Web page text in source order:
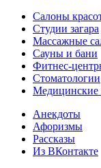
Салоны
Студии загара
Массажные
Сауны и бани
Фитнес-
Стоматологии
Медицинские
Анекдоты
Афоризмы
Рассказы
Из ВКонтакте